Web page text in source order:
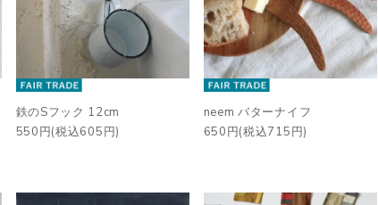
鉄のSフック 12cm
550円(税込605円)
neem バターナイフ
650円(税込715円)